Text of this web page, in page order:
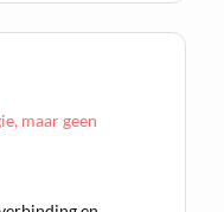
maar geen